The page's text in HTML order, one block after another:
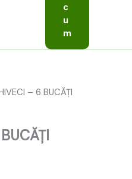
c
u
m
– 6 BUCĂȚI